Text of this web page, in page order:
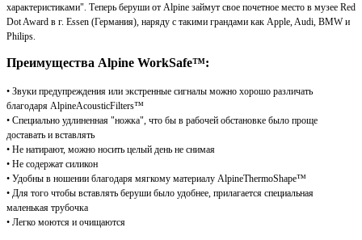
характеристиками". Теперь беруши от Alpine займут свое почетное место в музее Red
Dot Award в г. Essen (Германия), наряду с такими грандами как Apple, Audi, BMW и
Philips.
Преимущества Alpine WorkSafe™:
• Звуки предупреждения или экстренные сигналы можно хорошо различать
благодаря AlpineAcousticFilters™
• Специально удлиненная "ножка", что бы в рабочей обстановке было проще
доставать и вставлять
• Не натирают, можно носить целый день не снимая
• Не содержат силикон
• Удобны в ношении благодаря мягкому материалу AlpineThermoShape™
• Для того чтобы вставлять беруши было удобнее, прилагается специальная
маленькая трубочка
• Легко моются и очищаются